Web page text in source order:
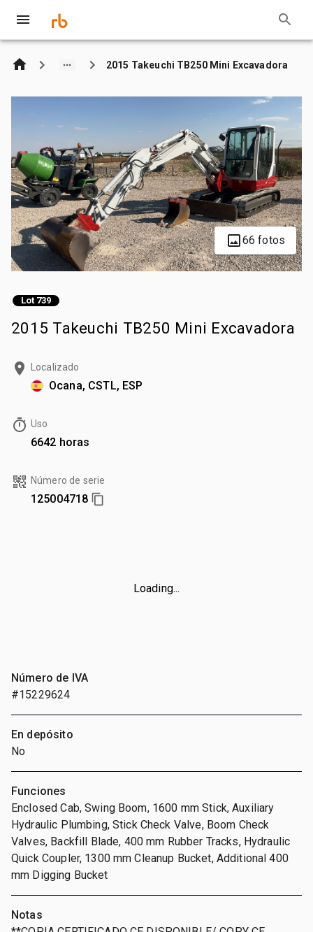
2015 Takeuchi TB250 Mini Excavadora
66 fotos
Lot 739
2015 Takeuchi TB250 Mini Excavadora
Localizado
Ocana, CSTL, ESP
Uso
6642 horas
Número de serie
125004718
Loading...
Número de IVA
#15229624
En depósito
No
Funciones
Enclosed Cab, Swing Boom, 1600 mm Stick, Auxiliary
Hydraulic Plumbing, Stick Check Valve, Boom Check
Valves, Backfill Blade, 400 mm Rubber Tracks, Hydraulic
Quick Coupler, 1300 mm Cleanup Bucket, Additional 400
mm Digging Bucket
Notas